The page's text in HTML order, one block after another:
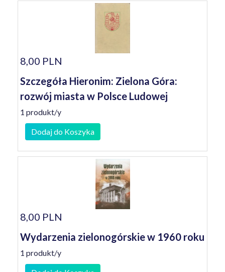
8,00 PLN
Szczegóła Hieronim: Zielona Góra:
rozwój miasta w Polsce Ludowej
1 produkt/y
Dodaj do Koszyka
8,00 PLN
Wydarzenia zielonogórskie w 1960 roku
1 produkt/y